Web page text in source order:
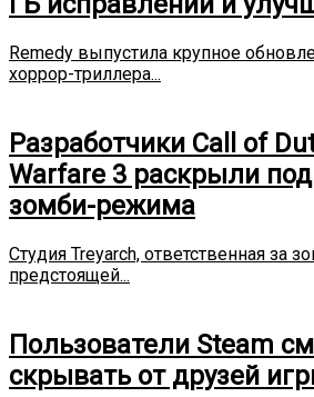
Remedy выпустила крупное
хоррор-триллера...
Разработчики Call of
Warfare 3 раскрыли
зомби-режима
Студия Treyarch, ответственная за
предстоящей...
Пользователи Steam
скрывать от друзей